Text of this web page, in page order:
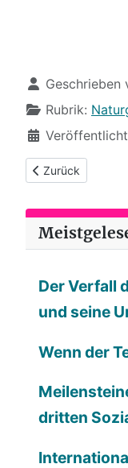
DetailsGeschrieben
Rubrik:
Vorheriger
Zurück
Der Verfall
und seine
Wenn der
dritten